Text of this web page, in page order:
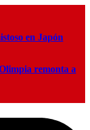
en Japón
remonta a